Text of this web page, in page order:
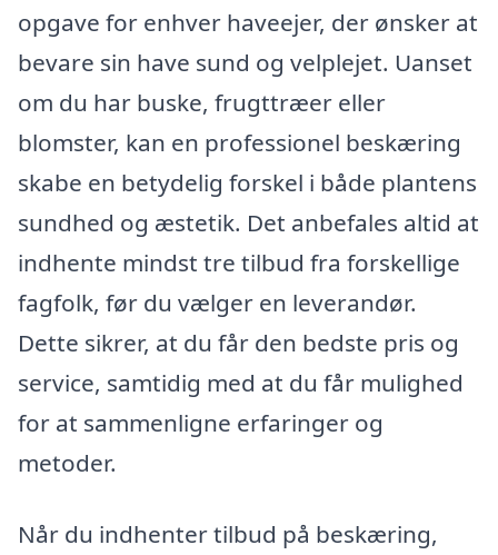
opgave for enhver haveejer, der ønsker at
bevare sin have sund og velplejet. Uanset
om du har buske, frugttræer eller
blomster, kan en professionel beskæring
skabe en betydelig forskel i både plantens
sundhed og æstetik. Det anbefales altid at
indhente mindst tre tilbud fra forskellige
fagfolk, før du vælger en leverandør.
Dette sikrer, at du får den bedste pris og
service, samtidig med at du får mulighed
for at sammenligne erfaringer og
metoder.
Når du indhenter tilbud på beskæring,